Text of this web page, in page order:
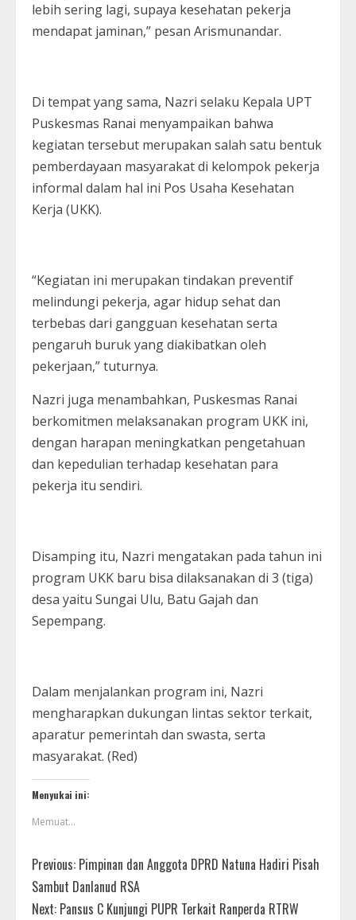
lebih sering lagi, supaya kesehatan pekerja
mendapat jaminan,” pesan Arismunandar.
Di tempat yang sama, Nazri selaku Kepala UPT
Puskesmas Ranai menyampaikan bahwa
kegiatan tersebut merupakan salah satu bentuk
pemberdayaan masyarakat di kelompok pekerja
informal dalam hal ini Pos Usaha Kesehatan
Kerja (UKK).
“Kegiatan ini merupakan tindakan preventif
melindungi pekerja, agar hidup sehat dan
terbebas dari gangguan kesehatan serta
pengaruh buruk yang diakibatkan oleh
pekerjaan,” tuturnya.
Nazri juga menambahkan, Puskesmas Ranai
berkomitmen melaksanakan program UKK ini,
dengan harapan meningkatkan pengetahuan
dan kepedulian terhadap kesehatan para
pekerja itu sendiri.
Disamping itu, Nazri mengatakan pada tahun ini
program UKK baru bisa dilaksanakan di 3 (tiga)
desa yaitu Sungai Ulu, Batu Gajah dan
Sepempang.
Dalam menjalankan program ini, Nazri
mengharapkan dukungan lintas sektor terkait,
aparatur pemerintah dan swasta, serta
masyarakat. (Red)
Menyukai ini:
Memuat...
Previous: Pimpinan dan Anggota DPRD Natuna Hadiri Pisah
Sambut Danlanud RSA
Next: Pansus C Kunjungi PUPR Terkait Ranperda RTRW